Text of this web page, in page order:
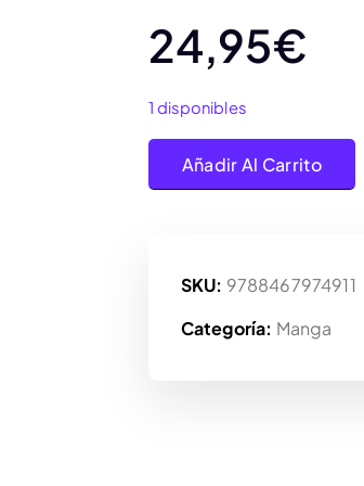
24,95€
1 disponibles
Norma Editorial I Am A
Añadir Al Carrito
SKU: 9788467974911
Categoría: Manga